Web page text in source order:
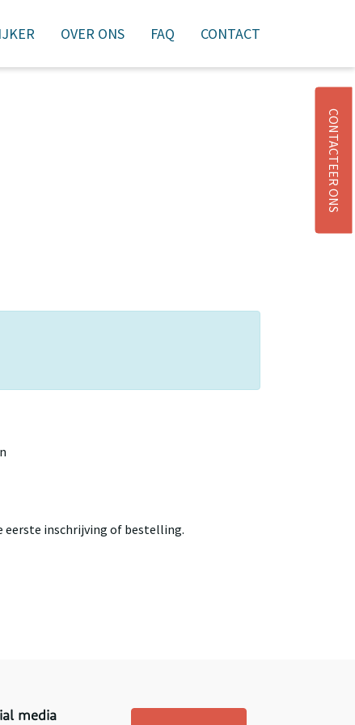
NIEUWSBRIEF AANMELDEN WINKELMAND
OVER ONS FAQ CONTACT
eerste inschrijving of bestelling.
media
CONTACTEER ONS